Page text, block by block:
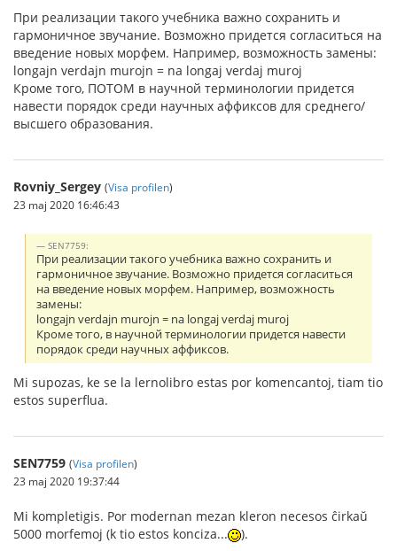
При реализации такого учебника важно сохранить и
гармоничное звучание. Возможно придется согласиться на
введение новых морфем. Например, возможность замены:
longajn verdajn murojn = na longaj verdaj muroj
Кроме того, ПОТОМ в научной терминологии придется
навести порядок среди научных аффиксов для среднего/
высшего образования.
Rovniy_Sergey (Visa profilen)
23 maj 2020 16:46:43
SEN7759:
При реализации такого учебника важно сохранить и
гармоничное звучание. Возможно придется согласиться
на введение новых морфем. Например, возможность
замены:
longajn verdajn murojn = na longaj verdaj muroj
Кроме того, в научной терминологии придется навести
порядок среди научных аффиксов.
Mi supozas, ke se la lernolibro estas por komencantoj, tiam tio
estos superflua.
SEN7759 (Visa profilen)
23 maj 2020 19:37:44
Mi kompletigis. Por modernan mezan kleron necesos ĉirkaŭ
5000 morfemoj (k tio estos konciza...
).